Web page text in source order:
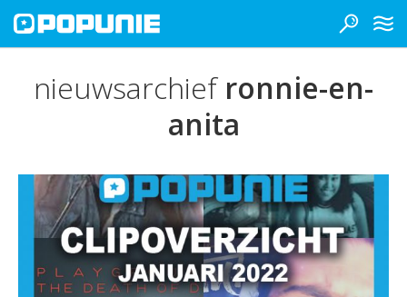
nieuwsarchief ronnie-en-
anita